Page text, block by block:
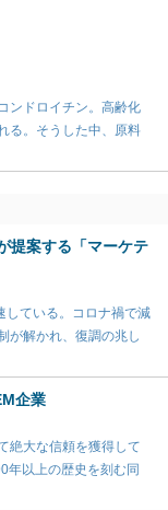
ンドロイチン。高齢化
る。そうした中、原料
提案する「マーケテ
している。コロナ禍で減
が解かれ、復調の兆し
企業
絶大な信頼を獲得して
年以上の歴史を刻む同